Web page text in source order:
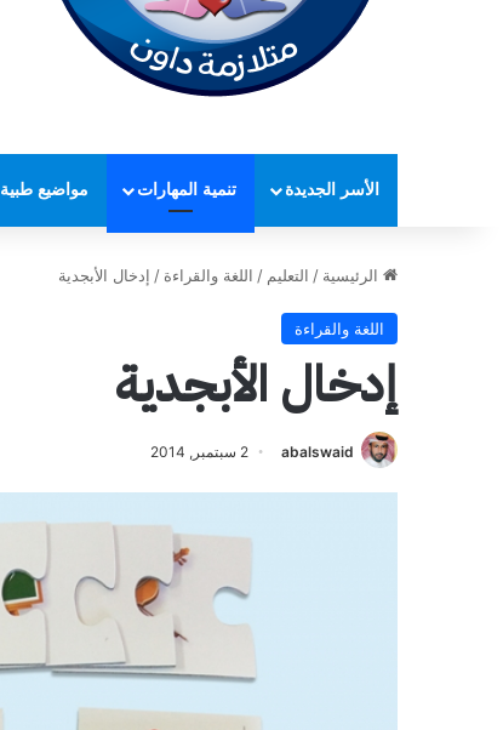
الأسر الجديدة تنمية المهارات مواضيع طبية
الرئيسية / التعليم / اللغة والقراءة / إدخال الأبجدية
اللغة والقراءة
إدخال الأبجدية
abalswaid 2 سبتمبر, 2014